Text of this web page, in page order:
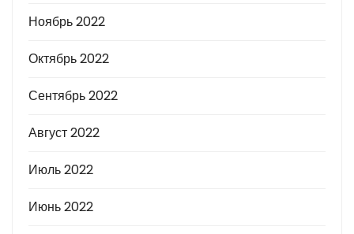
Ноябрь 2022
Октябрь 2022
Сентябрь 2022
Август 2022
Июль 2022
Июнь 2022